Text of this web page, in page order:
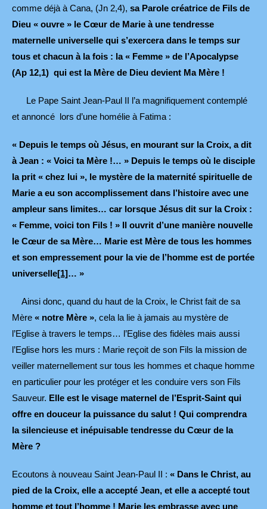
comme déjà à Cana, (Jn 2,4), sa Parole créatrice de Fils de
Dieu « ouvre » le Cœur de Marie à une tendresse
maternelle universelle qui s’exercera dans le temps sur
tous et chacun à la fois : la « Femme » de l’Apocalypse
(Ap 12,1) qui est la Mère de Dieu devient Ma Mère !
Le Pape Saint Jean-Paul II l’a magnifiquement contemplé
et annoncé lors d’une homélie à Fatima :
« Depuis le temps où Jésus, en mourant sur la Croix, a dit
à Jean : « Voici ta Mère !… » Depuis le temps où le disciple
la prit « chez lui », le mystère de la maternité spirituelle de
Marie a eu son accomplissement dans l’histoire avec une
ampleur sans limites… car lorsque Jésus dit sur la Croix :
« Femme, voici ton Fils ! » Il ouvrit d’une manière nouvelle
le Cœur de sa Mère… Marie est Mère de tous les hommes
et son empressement pour la vie de l’homme est de portée
universelle[1]… »
Ainsi donc, quand du haut de la Croix, le Christ fait de sa
Mère « notre Mère », cela la lie à jamais au mystère de
l’Eglise à travers le temps… l’Eglise des fidèles mais aussi
l’Eglise hors les murs : Marie reçoit de son Fils la mission de
veiller maternellement sur tous les hommes et chaque homme
en particulier pour les protéger et les conduire vers son Fils
Sauveur. Elle est le visage maternel de l’Esprit-Saint qui
offre en douceur la puissance du salut ! Qui comprendra
la silencieuse et inépuisable tendresse du Cœur de la
Mère ?
Ecoutons à nouveau Saint Jean-Paul II : « Dans le Christ, au
pied de la Croix, elle a accepté Jean, et elle a accepté tout
homme et tout l’homme ! Marie les embrasse avec une